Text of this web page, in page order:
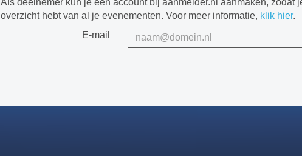
overzicht hebt van al je evenementen. Voor meer informatie, klik hier.
E-mail